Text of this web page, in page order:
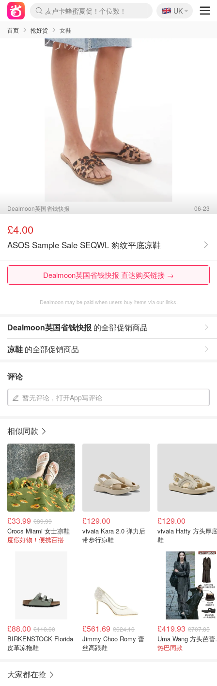
麦卢卡蜂蜜夏促！个位数！
Prada/Miu 4.8折！
啥？必胜客披萨5折！
🇬🇧
UK
首页 抢好货 女鞋
Dealmoon英国省钱快报 06-23
£4.00
ASOS Sample Sale SEQWL 豹纹平底凉鞋
Dealmoon英国省钱快报 直达购买链接 →
Dealmoon may be paid when users buy items via our links.
Dealmoon英国省钱快报 的全部促销商品
凉鞋 的全部促销商品
评论
暂无评论，打开App写评论
相似同款
£33.99 £39.99
Crocs Miami 女士凉鞋
度假好物！便携百搭
£129.00
vivaia Kara 2.0 弹力后
带步行凉鞋
£129.00
vivaia Hatty 方头厚
鞋
£88.00 £110.00
BIRKENSTOCK Florida
皮革凉拖鞋
£561.69 £624.10
Jimmy Choo Romy 蕾
丝高跟鞋
£419.93 £707.85
热巴同款
大家都在抢